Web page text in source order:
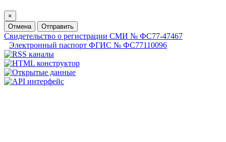
×
Отмена
Отправить
Свидетельство о регистрации СМИ № ФС77-47467
Электронный паспорт ФГИС № ФС77110096